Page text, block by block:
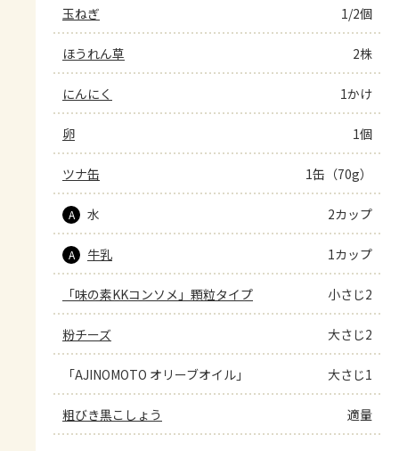
玉ねぎ 1/2個
ほうれん草 2株
にんにく 1かけ
卵 1個
ツナ缶 1缶（70g）
A 水 2カップ
A 牛乳 1カップ
「味の素KKコンソメ」顆粒タイプ 小さじ2
粉チーズ 大さじ2
「AJINOMOTO オリーブオイル」 大さじ1
粗びき黒こしょう 適量